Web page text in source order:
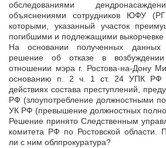
обследованиями
объяснениями сотрудников ЮФУ
которыми, указанный участок
погибшими и подлежащими выкорчевке
На основании полученных данных
решение об отказе в
отношении мэра г. Ростова-на-Дону
основанию п. 2 ч. 1 ст. 24 УПК РФ
действиях состава преступлений,
РФ (злоупотребление должностными
УК РФ (превышение должностных
Решение принято Следственным
комитета РФ по Ростовской области.
ли с ним облпрокуратура?